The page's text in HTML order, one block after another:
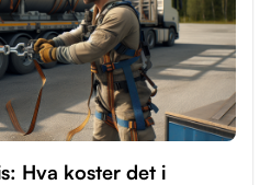
Hva koster det i